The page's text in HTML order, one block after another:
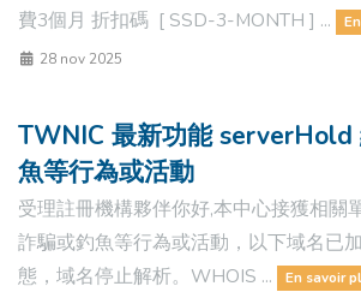
費3個月 折扣碼 [ SSD-3-MONTH ] ...
28 nov 2025
TWNIC 最新功能 serverHold
魚等行為或活動
受理註冊機構夥伴你好,本中心接獲相關
詐騙或釣魚等行為或活動，以下域名已
態，域名停止解析。WHOIS ...
En savoir